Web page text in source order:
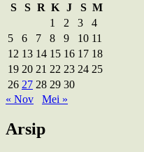
S
S R K J S M
1
2 3
4
5
6 7 8 9 10 11
12 13 14 15 16 17 18
19 20 21 22 23 24 25
26 27 28 29 30
« Nov
Mei »
Arsip